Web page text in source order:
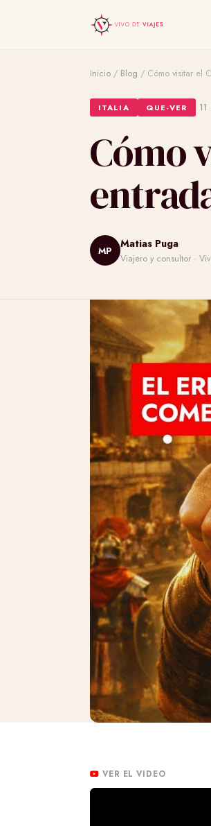
Inicio / Blog / Cómo visitar el
ITALIA QUE-VER ·
Cómo
MP
Matias Puga
Viajero y consultor ·
VER EL VIDEO